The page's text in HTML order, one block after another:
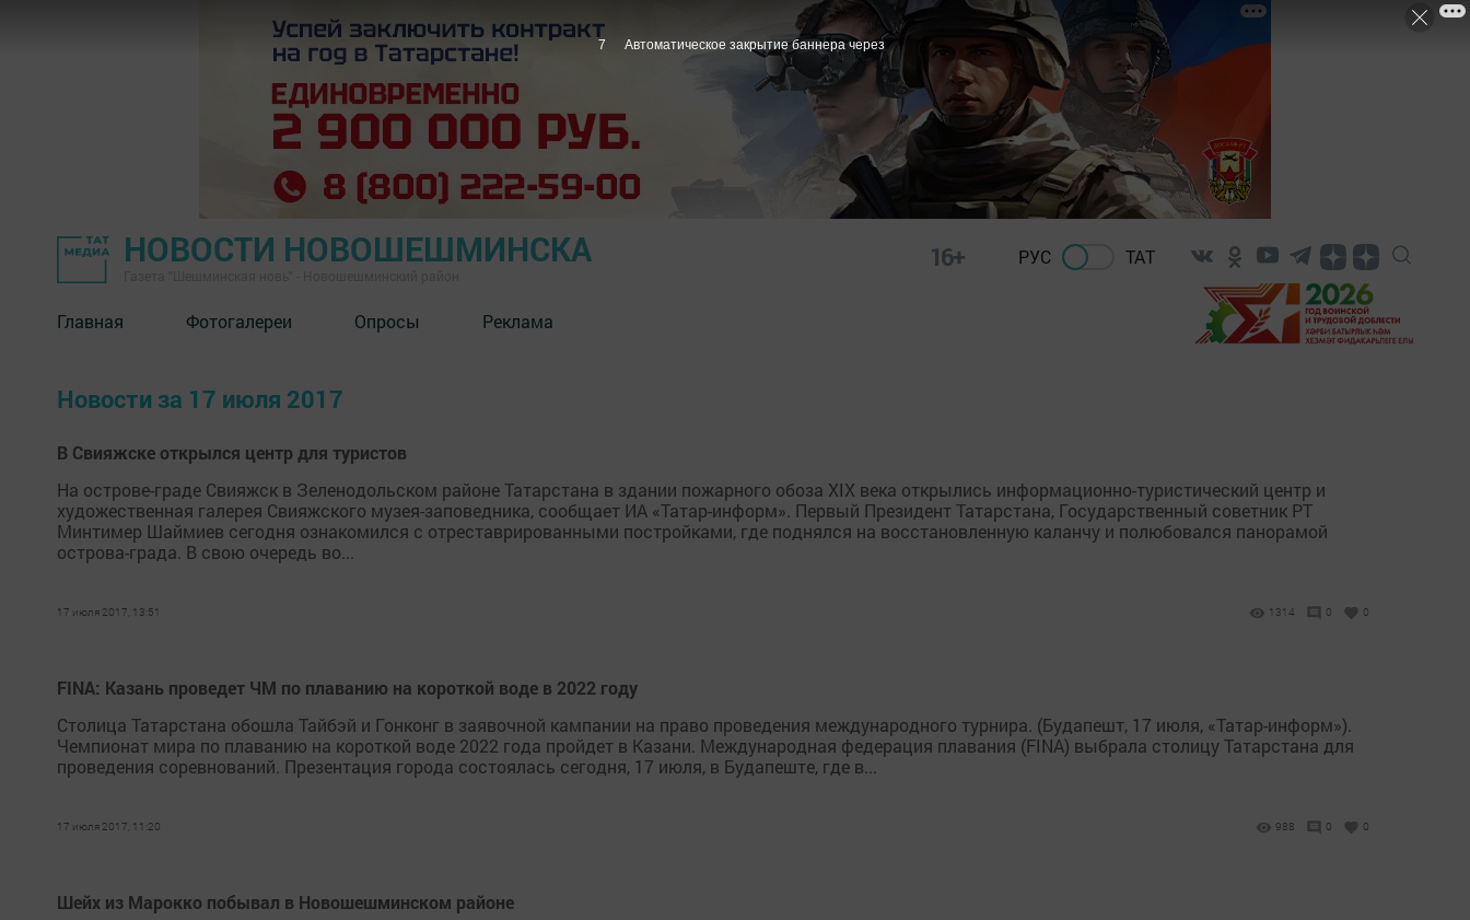
НОВОСТИ НОВОШЕШМИНСКА 16+ РУС ТАТ
Главная Фотогалереи Опросы Реклама
Новости за 17 июля 2017
В Свияжске открылся центр для туристов
На острове-граде Свияжск в Зеленодольском районе Татарстана в здании пожарного обоза XIX века открылись информационно-туристический центр и
художественная галерея Свияжского музея-заповедника, сообщает ИА «Татар-информ». Первый Президент Татарстана, Государственный советник РТ
Минтимер Шаймиев сегодня ознакомился с отреставрированными постройками, где поднялся на восстановленную каланчу и полюбовался панорамой
острова-града. В свою очередь во...
17 июля 2017, 13:51 1314 0 0
FINA: Казань проведет ЧМ по плаванию на короткой воде в 2022 году
Столица Татарстана обошла Тайбэй и Гонконг в заявочной кампании на право проведения международного турнира. (Будапешт, 17 июля, «Татар-информ»).
Чемпионат мира по плаванию на короткой воде 2022 года пройдет в Казани. Международная федерация плавания (FINA) выбрала столицу Татарстана для
проведения соревнований. Презентация города состоялась сегодня, 17 июля, в Будапеште, где в...
17 июля 2017, 11:20 988 0 0
Шейх из Марокко побывал в Новошешминском районе
7 Автоматическое закрытие баннера через